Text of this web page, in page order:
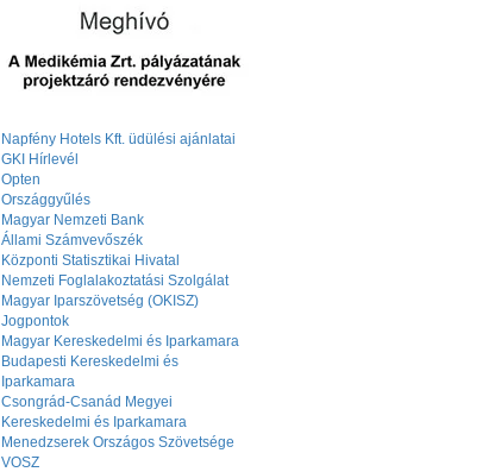
Napfény Hotels Kft. üdülési ajánlatai
GKI Hírlevél
Opten
Országgyűlés
Magyar Nemzeti Bank
Állami Számvevőszék
Központi Statisztikai Hivatal
Nemzeti Foglalakoztatási Szolgálat
Magyar Iparszövetség (OKISZ)
Jogpontok
Magyar Kereskedelmi és Iparkamara
Budapesti Kereskedelmi és
Iparkamara
Csongrád-Csanád Megyei
Kereskedelmi és Iparkamara
Menedzserek Országos Szövetsége
VOSZ